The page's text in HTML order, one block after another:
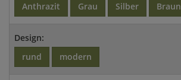
Anthrazit
Grau Silber Braun
Design:
rund
modern